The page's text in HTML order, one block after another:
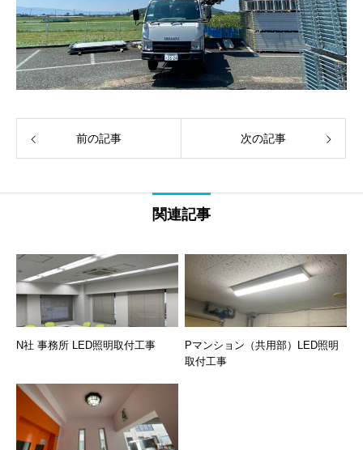
前の記事 次の記事
関連記事
N社 事務所 LED照明取付工事
Pマンション（共用部）LED照明
取付工事